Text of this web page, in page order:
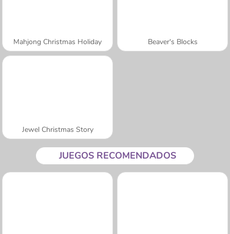
Mahjong Christmas Holiday Beaver's Blocks
Jewel Christmas Story
JUEGOS RECOMENDADOS